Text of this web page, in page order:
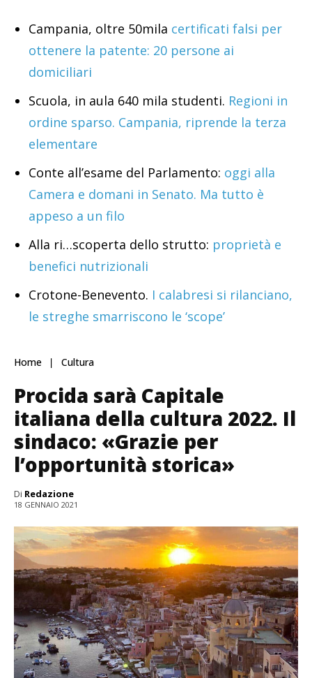
Campania, oltre 50mila certificati falsi per
ottenere la patente: 20 persone ai
domiciliari
Scuola, in aula 640 mila studenti. Regioni in
ordine sparso. Campania, riprende la terza
elementare
Conte all’esame del Parlamento: oggi alla
Camera e domani in Senato. Ma tutto è
appeso a un filo
Alla ri…scoperta dello strutto: proprietà e
benefici nutrizionali
Crotone-Benevento. I calabresi si rilanciano,
le streghe smarriscono le ‘scope’
Home Cultura
Procida sarà Capitale
italiana della cultura 2022. Il
sindaco: «Grazie per
l’opportunità storica»
Di Redazione
18 GENNAIO 2021